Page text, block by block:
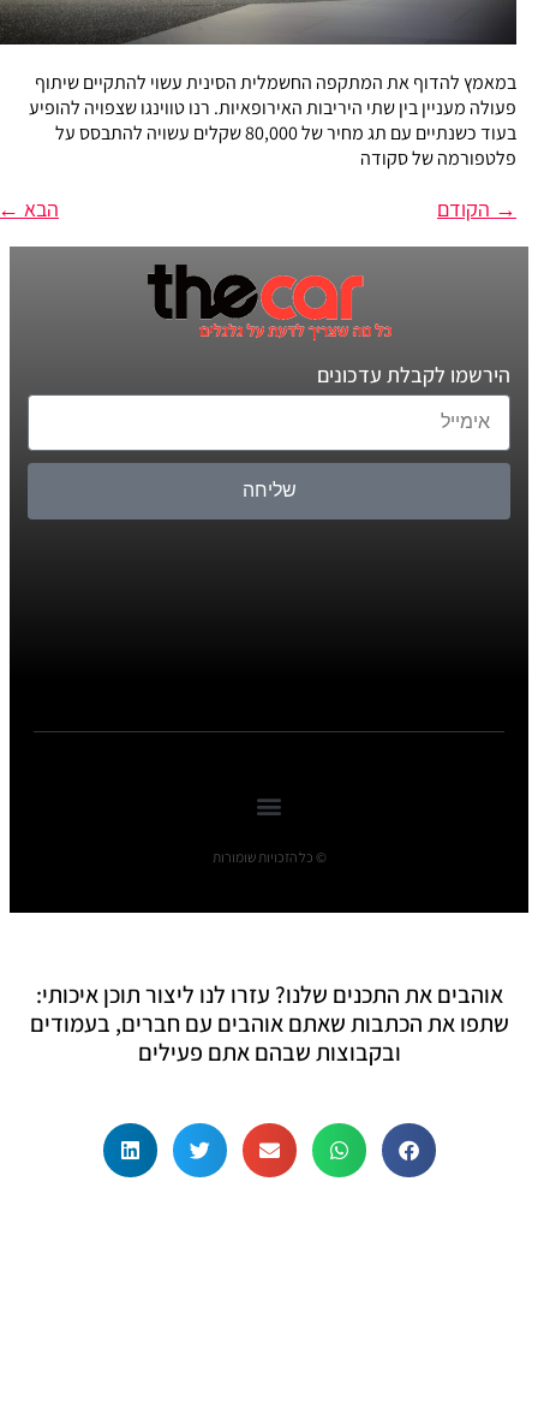
במאמץ להדוף את המתקפה החשמלית הסינית עשוי להתקיים שיתוף
פעולה מעניין בין שתי היריבות האירופאיות. רנו טווינגו שצפויה להופיע
בעוד כשנתיים עם תג מחיר של 80,000 שקלים עשויה להתבסס על
פלטפורמה של סקודה
→הקודם הבא←
הירשמו לקבלת עדכונים
שליחה
© כל הזכויות שומורות
אוהבים את התכנים שלנו? עזרו לנו ליצור תוכן איכותי:
שתפו את הכתבות שאתם אוהבים עם חברים, בעמודים
ובקבוצות שבהם אתם פעילים